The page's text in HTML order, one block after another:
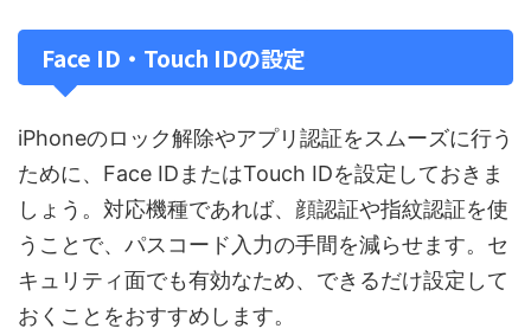
Face ID・Touch IDの設定
iPhoneのロック解除やアプリ認証をスムーズに行う
ために、Face IDまたはTouch IDを設定しておきま
しょう。対応機種であれば、顔認証や指紋認証を使
うことで、パスコード入力の手間を減らせます。セ
キュリティ面でも有効なため、できるだけ設定して
おくことをおすすめします。